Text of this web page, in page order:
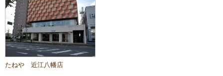
たねや 近江八幡店